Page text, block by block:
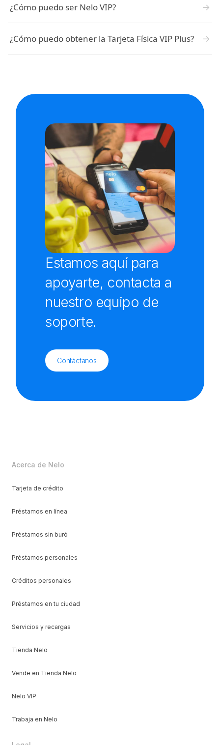
¿Cómo puedo ser Nelo VIP? →
¿Cómo puedo obtener la Tarjeta Física VIP Plus? →
Estamos aquí para
apoyarte, contacta a
nuestro equipo de
soporte.
Contáctanos
Acerca de Nelo
Tarjeta de crédito
Préstamos en línea
Préstamos sin buró
Préstamos personales
Créditos personales
Préstamos en tu ciudad
Servicios y recargas
Tienda Nelo
Vende en Tienda Nelo
Nelo VIP
Trabaja en Nelo